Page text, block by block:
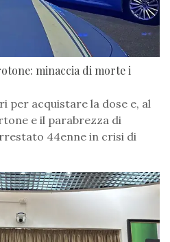
minaccia di morte i
per acquistare la dose e, al
e il parabrezza di
44enne in crisi di